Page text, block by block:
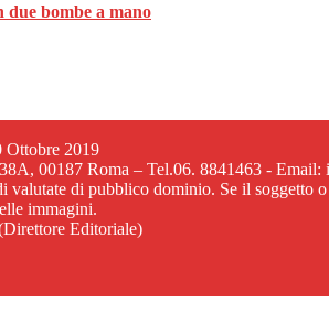
due bombe a mano
Ottobre 2019
00187 Roma – Tel.06. 8841463 -
di pubblico dominio. Se il soggetto
immagini.
Editoriale)